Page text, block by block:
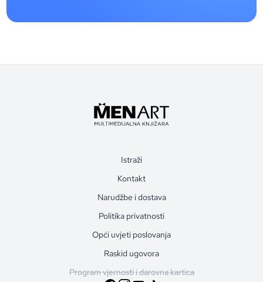
Istraži
Kontakt
Narudžbe i dostava
Politika privatnosti
Opći uvjeti poslovanja
Raskid ugovora
Program vjernosti i darovna kartica